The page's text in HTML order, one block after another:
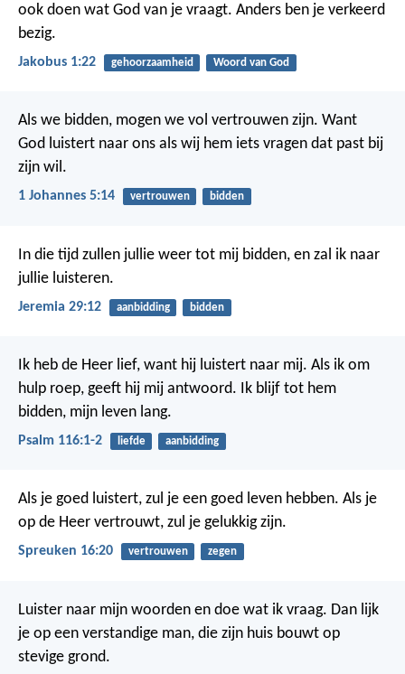
ook doen wat God van je vraagt. Anders ben je verkeerd
bezig.
Jakobus 1:22 gehoorzaamheid Woord van God
Als we bidden, mogen we vol vertrouwen zijn. Want
God luistert naar ons als wij hem iets vragen dat past bij
zijn wil.
1 Johannes 5:14 vertrouwen bidden
In die tijd zullen jullie weer tot mij bidden, en zal ik naar
jullie luisteren.
Jeremia 29:12 aanbidding bidden
Ik heb de Heer lief, want hij luistert naar mij. Als ik om
hulp roep, geeft hij mij antwoord. Ik blijf tot hem
bidden, mijn leven lang.
Psalm 116:1-2 liefde aanbidding
Als je goed luistert, zul je een goed leven hebben. Als je
op de Heer vertrouwt, zul je gelukkig zijn.
Spreuken 16:20 vertrouwen zegen
Luister naar mijn woorden en doe wat ik vraag. Dan lijk
je op een verstandige man, die zijn huis bouwt op
stevige grond.